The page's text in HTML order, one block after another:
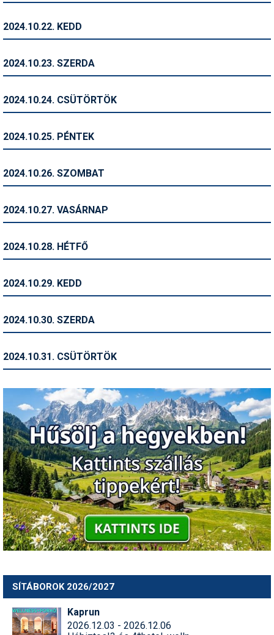
Telemark
Történelem
Utazási tippek
2024.10.22. KEDD
2024.10.23. SZERDA
2024.10.24. CSÜTÖRTÖK
2024.10.25. PÉNTEK
2024.10.26. SZOMBAT
2024.10.27. VASÁRNAP
2024.10.28. HÉTFŐ
2024.10.29. KEDD
2024.10.30. SZERDA
2024.10.31. CSÜTÖRTÖK
SÍTÁBOROK 2026/2027
Kaprun
2026.12.03 - 2026.12.06